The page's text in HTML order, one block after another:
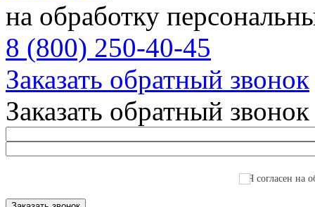
на обработку
8 (800) 250-40-45
Заказать обратный звонок
Заказать обратный звонок
Я согласен на